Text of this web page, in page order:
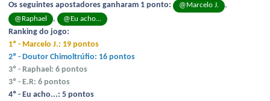
Os seguintes apostadores ganharam 1 ponto: @Marcelo J. ,
@Raphael , @Eu acho...
Ranking do jogo:
1º - Marcelo J.: 19 pontos
2º - Doutor Chimoltrúfio: 16 pontos
3º - Raphael: 6 pontos
3º - E.R: 6 pontos
4º - Eu acho...: 5 pontos